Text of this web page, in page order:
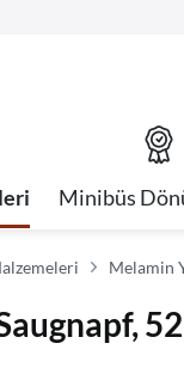
Minibüs
Melamin